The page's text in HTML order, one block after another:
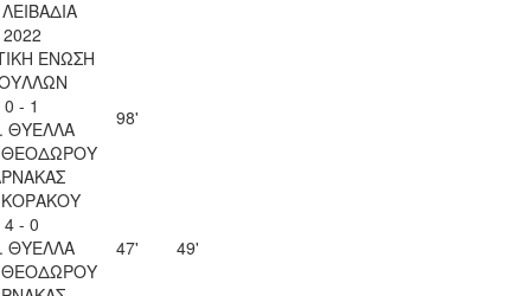
2022
ΕΝΩΣΗ
0 - 1
ΘΥΕΛΛΑ
ΘΕΟΔΩΡΟΥ
98'
4 - 0
ΘΥΕΛΛΑ
ΘΕΟΔΩΡΟΥ
47' 49'